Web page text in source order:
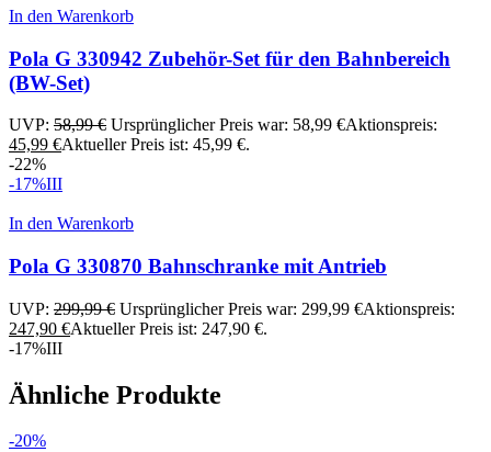
In den Warenkorb
Pola G 330942 Zubehör-Set für den Bahnbereich
(BW-Set)
UVP: 58,99€ Ursprünglicher Preis war: 58,99 €Aktionspreis:
45,99 €Aktueller Preis ist: 45,99 €.
-22%
-17%III
In den Warenkorb
Pola G 330870 Bahnschranke mit Antrieb
UVP: 299,99€ Ursprünglicher Preis war: 299,99 €Aktionspreis:
247,90 €Aktueller Preis ist: 247,90 €.
-17%III
Ähnliche Produkte
-20%